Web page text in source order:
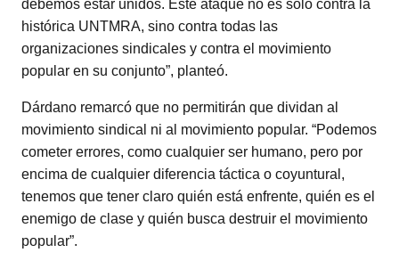
debemos estar unidos. Este ataque no es sólo contra la
histórica UNTMRA, sino contra todas las
organizaciones sindicales y contra el movimiento
popular en su conjunto”, planteó.
Dárdano remarcó que no permitirán que dividan al
movimiento sindical ni al movimiento popular. “Podemos
cometer errores, como cualquier ser humano, pero por
encima de cualquier diferencia táctica o coyuntural,
tenemos que tener claro quién está enfrente, quién es el
enemigo de clase y quién busca destruir el movimiento
popular”.